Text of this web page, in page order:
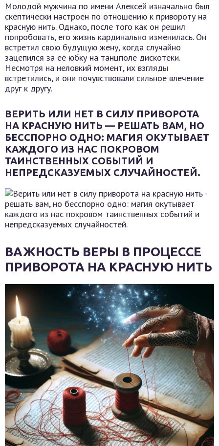
Молодой мужчина по имени Алексей изначально был
скептически настроен по отношению к привороту на
красную нить. Однако, после того как он решил
попробовать, его жизнь кардинально изменилась. Он
встретил свою будущую жену, когда случайно
зацепился за её юбку на танцполе дискотеки.
Несмотря на неловкий момент, их взгляды
встретились, и они почувствовали сильное влечение
друг к другу.
ВЕРИТЬ ИЛИ НЕТ В СИЛУ ПРИВОРОТА
НА КРАСНУЮ НИТЬ — РЕШАТЬ ВАМ, НО
БЕССПОРНО ОДНО: МАГИЯ ОКУТЫВАЕТ
КАЖДОГО ИЗ НАС ПОКРОВОМ
ТАИНСТВЕННЫХ СОБЫТИЙ И
НЕПРЕДСКАЗУЕМЫХ СЛУЧАЙНОСТЕЙ.
ВАЖНОСТЬ ВЕРЫ В ПРОЦЕССЕ
ПРИВОРОТА НА КРАСНУЮ НИТЬ